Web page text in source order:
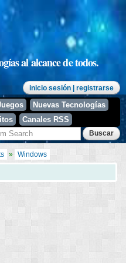
al alcance de todos.
inicio sesión | registrarse
Nuevas Tecnologías
Canales RSS
» Windows